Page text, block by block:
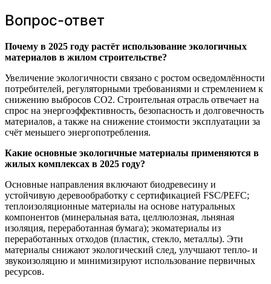
Вопрос-ответ
Почему в 2025 году растёт использование экологичных
материалов в жилом строительстве?
Увеличение экологичности связано с ростом осведомлённости
потребителей, регуляторными требованиями и стремлением к
снижению выбросов CO2. Строительная отрасль отвечает на
спрос на энергоэффективность, безопасность и долговечность
материалов, а также на снижение стоимости эксплуатации за
счёт меньшего энергопотребления.
Какие основные экологичные материалы применяются в
жилых комплексах в 2025 году?
Основные направления включают биодревесину и
устойчивую деревообработку с сертификацией FSC/PEFC;
теплоизоляционные материалы на основе натуральных
компонентов (минеральная вата, целлюлозная, льняная
изоляция, переработанная бумага); экоматериалы из
переработанных отходов (пластик, стекло, металлы). Эти
материалы снижают экологический след, улучшают тепло- и
звукоизоляцию и минимизируют использование первичных
ресурсов.